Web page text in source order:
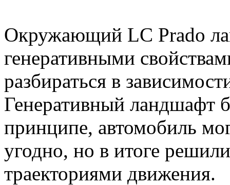
Окружающий LC Prado
генеративными
разбираться в
Генеративный ландшафт
принципе, автомобиль
угодно, но в итоге
траекториями движения.